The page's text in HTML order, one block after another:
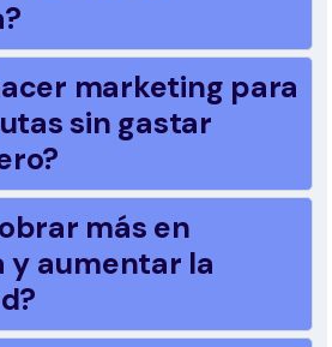
marketing para
sin gastar
más en
y aumentar la